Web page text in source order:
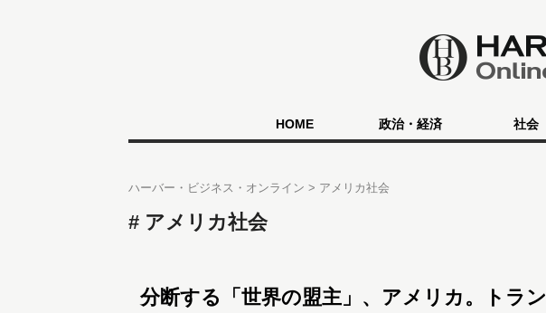
HOME 政治・経済 社会
ハーバー・ビジネス・オンライン アメリカ社会
アメリカ社会
分断する「世界の盟主」、アメリカ。トラン